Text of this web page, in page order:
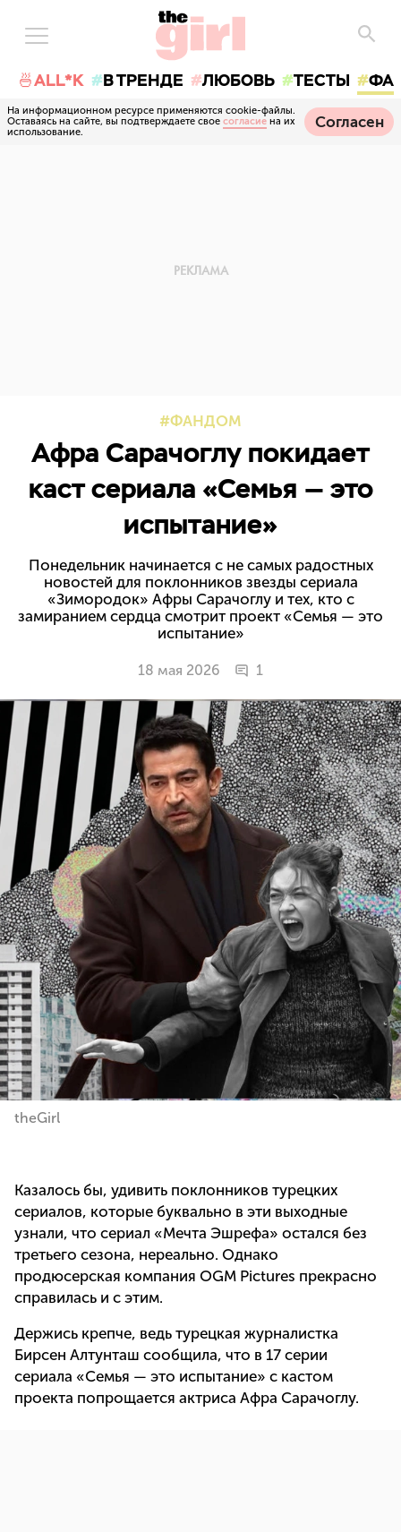
🍜ALL*K В ТРЕНДЕ ЛЮБОВЬ ТЕСТЫ
На информационном ресурсе применяются cookie-файлы.
Оставаясь на сайте, вы подтверждаете свое согласие на их
использование.
Согласен
ФАНДОМ
Афра Сарачоглу покидает
каст сериала «Семья — это
испытание»
Понедельник начинается с не самых радостных
новостей для поклонников звезды сериала
«Зимородок» Афры Сарачоглу и тех, кто с
замиранием сердца смотрит проект «Семья — это
испытание»
18 мая 2026 1
theGirl
Казалось бы, удивить поклонников турецких
сериалов, которые буквально в эти выходные
узнали, что сериал «Мечта Эшрефа» остался без
третьего сезона, нереально. Однако
продюсерская компания OGM Pictures прекрасно
справилась и с этим.
Держись крепче, ведь турецкая журналистка
Бирсен Алтунташ сообщила, что в 17 серии
сериала «Семья — это испытание» с кастом
проекта попрощается актриса Афра Сарачоглу.